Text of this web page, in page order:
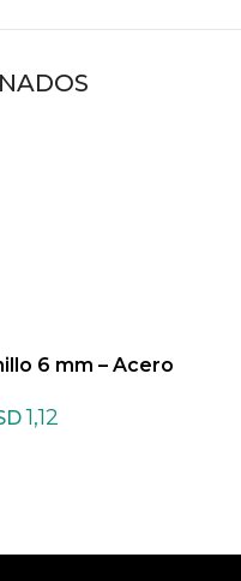
6 mm – Acero
1,12